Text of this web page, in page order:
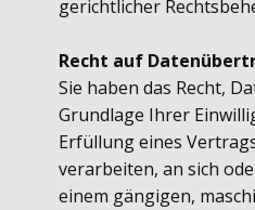
gerichtlicher
Recht auf
Sie haben das Recht,
Grundlage Ihrer
Erfüllung eines
verarbeiten, an sich
einem gängigen,